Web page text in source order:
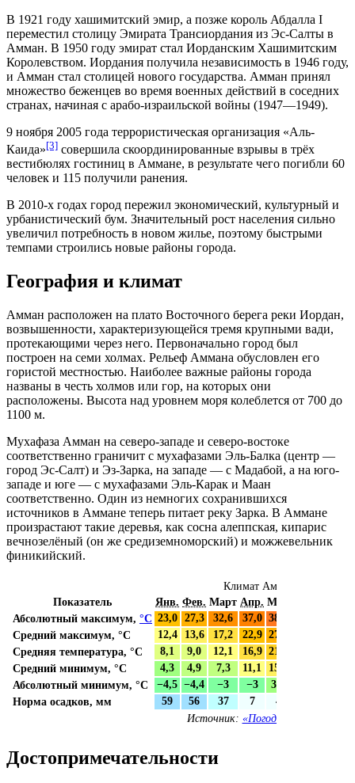
В 1921 году хашимитский эмир, а позже король Абдалла I
переместил столицу Эмирата Трансиордания из Эс-Салты в
Амман. В 1950 году эмират стал Иорданским Хашимитским
Королевством. Иордания получила независимость в 1946 году,
и Амман стал столицей нового государства. Амман принял
множество беженцев во время военных действий в соседних
странах, начиная с арабо-израильской войны (1947—1949).
9 ноября 2005 года террористическая организация «Аль-
Каида»[3] совершила скоординированные взрывы в трёх
вестибюлях гостиниц в Аммане, в результате чего погибли 60
человек и 115 получили ранения.
В 2010-х годах город пережил экономический, культурный и
урбанистический бум. Значительный рост населения сильно
увеличил потребность в новом жилье, поэтому быстрыми
темпами строились новые районы города.
География и климат
Амман расположен на плато Восточного берега реки Иордан,
возвышенности, характеризующейся тремя крупными вади,
протекающими через него. Первоначально город был
построен на семи холмах. Рельеф Аммана обусловлен его
гористой местностью. Наиболее важные районы города
названы в честь холмов или гор, на которых они
расположены. Высота над уровнем моря колеблется от 700 до
1100 м.
Мухафаза Амман на северо-западе и северо-востоке
соответственно граничит с мухафазами Эль-Балка (центр —
город Эс-Салт) и Эз-Зарка, на западе — с Мадабой, а на юго-
западе и юге — с мухафазами Эль-Карак и Маан
соответственно. Один из немногих сохранившихся
источников в Аммане теперь питает реку Зарка. В Аммане
произрастают такие деревья, как сосна алеппская, кипарис
вечнозелёный (он же средиземноморский) и можжевельник
финикийский.
Климат Аммана
Показатель
Янв. Фев. Март Апр. Май
Абсолютный максимум, °C 23,0 27,3 32,6 37,0 38,7
Средний максимум, °C 12,4 13,6 17,2 22,9 27,5
Средняя температура, °C 8,1 9,0 12,1 16,9 21,1
Средний минимум, °C 4,3 4,9 7,3 11,1 15,1
Абсолютный минимум, °C −4,5 −4,4 −3 −3 3,9
Норма осадков, мм 59 56 37 7 4
Источник: «Погода и Климат»
Достопримечательности